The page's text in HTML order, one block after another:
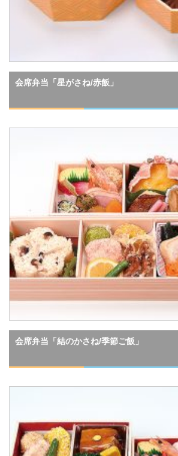
会席弁当「星がさね/赤飯」
会席弁当「結のかさね/季節ご飯」